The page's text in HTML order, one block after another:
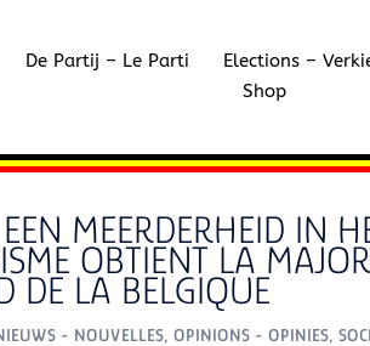
De Partij – Le Parti
Elections –
Shop
MEERDERHEID IN
OBTIENT LA
DE LA BELGIQUE
- NOUVELLES,OPINIONS - OPINIES,